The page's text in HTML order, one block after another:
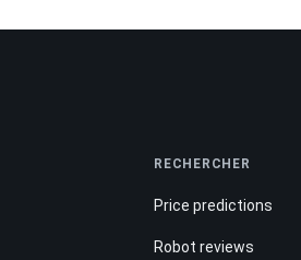
RECHERCHER
Price predictions
Robot reviews